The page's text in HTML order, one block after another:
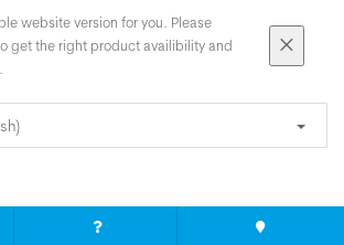
website version for you. Please
get the right product availibility and